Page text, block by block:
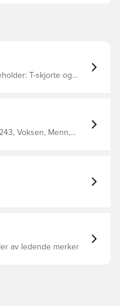
og
Voksen, Menn,
av ledende merker